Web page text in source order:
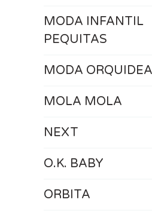
MODA INFANTIL
PEQUITAS
MODA
MOLA MOLA
NEXT
O.K. BABY
ORBITA